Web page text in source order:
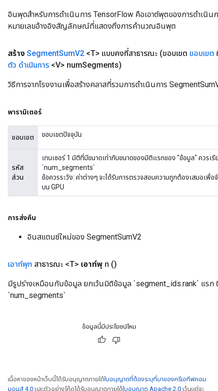
อินพุตสำหรับการดำเนินการ TensorFlow คือเอาต์พุตของการดำเนิน
หมายเลขอ้างอิงสัญลักษณ์ที่แสดงถึงการคำนวณอินพุต
สร้าง SegmentSumV2 <T> แบบคงที่สาธารณะ (ขอบเขต ขอบเขต
ตัว ดำเนินการ <V> numSegments)
วิธีการจากโรงงานเพื่อสร้างคลาสที่รวมการดำเนินการ
พารามิเตอร์
ขอบเขต ขอบเขตปัจจุบัน
รหัส
ส่วน
เทนเซอร์ 1 มิติที่มีขนาดเท่ากับขนาดของมิติแรกของ "ข้อมูล" ควรเ
`num_segments`
ข้อควรระวัง: ค่าต่างๆ จะได้รับการตรวจสอบความถูกต้องเสมอเพื่
บน GPU
การส่งคืน
อินสแตนซ์ใหม่ของ SegmentSumV2
เอาท์พุท สาธารณะ <T> เอาท์พุ ท ()
มีรูปร่างเหมือนกับข้อมูล ยกเว้นมิติข้อมูล `segment_ids.rank` แร
`num_segments`
ข้อมูลนี้มีประโยชน์ไหม
เนื้อหาของหน้าเว็บนี้ได้รับอนุญาตภายใต้ใบอนุญาตที่ต้องระบุที่มาของครีเอทีฟคอม
มอนส์ 4.0 และตัวอย่างโค้ดได้รับอนุญาตภายใต้ใบอนุญาต Apache 2.0 เว้นแต่จะ